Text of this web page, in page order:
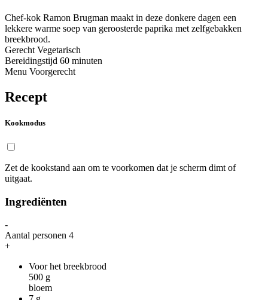
Chef-kok Ramon Brugman maakt in deze donkere dagen een
lekkere warme soep van geroosterde paprika met zelfgebakken
breekbrood.
Gerecht Vegetarisch
Bereidingstijd 60 minuten
Menu Voorgerecht
Recept
Kookmodus
Zet de kookstand aan om te voorkomen dat je scherm dimt of
uitgaat.
Ingrediënten
-
Aantal personen 4
+
Voor het breekbrood
500 g
bloem